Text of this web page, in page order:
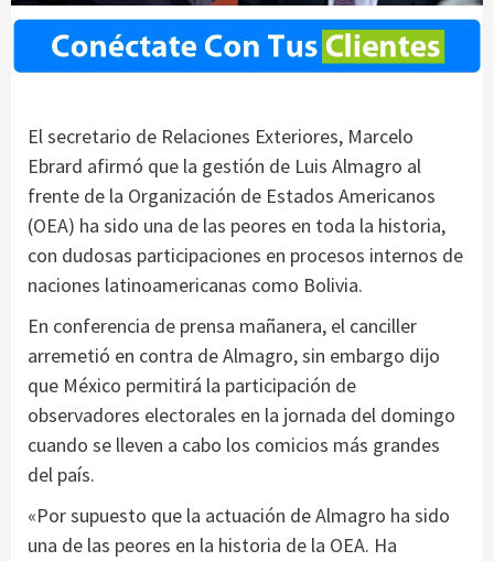
El secretario de Relaciones Exteriores, Marcelo
Ebrard afirmó que la gestión de Luis Almagro al
frente de la Organización de Estados Americanos
(OEA) ha sido una de las peores en toda la historia,
con dudosas participaciones en procesos internos de
naciones latinoamericanas como Bolivia.
En conferencia de prensa mañanera, el canciller
arremetió en contra de Almagro, sin embargo dijo
que México permitirá la participación de
observadores electorales en la jornada del domingo
cuando se lleven a cabo los comicios más grandes
del país.
«Por supuesto que la actuación de Almagro ha sido
una de las peores en la historia de la OEA. Ha